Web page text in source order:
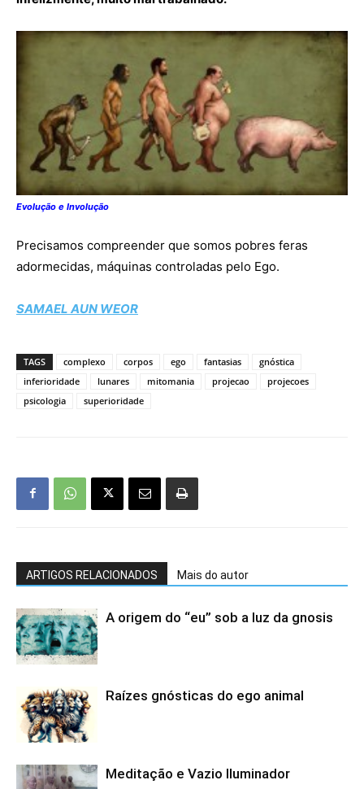
Evolução e Involução
Precisamos compreender que somos pobres feras
adormecidas, máquinas controladas pelo Ego.
SAMAEL AUN WEOR
TAGS complexo corpos ego fantasias
gnóstica
inferioridade
lunares mitomania projecao
projecoes
psicologia
superioridade
ARTIGOS RELACIONADOS Mais do autor
A origem do “eu” sob a luz da gnosis
Raízes gnósticas do ego animal
Meditação e Vazio Iluminador